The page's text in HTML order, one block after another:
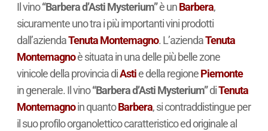
Il vino“Barbera d’Asti Mysterium”è unBarbera,
sicuramente uno tra i più importanti vini prodotti
dall’aziendaTenuta Montemagno. L’aziendaTenuta
Montemagnoè situata in una delle più belle zone
vinicole della provincia diAstie della regionePiemonte
in generale. Il vino“Barbera d’Asti Mysterium”diTenuta
Montemagnoin quantoBarbera, si contraddistingue per
il suo profilo organolettico caratteristico ed originale al